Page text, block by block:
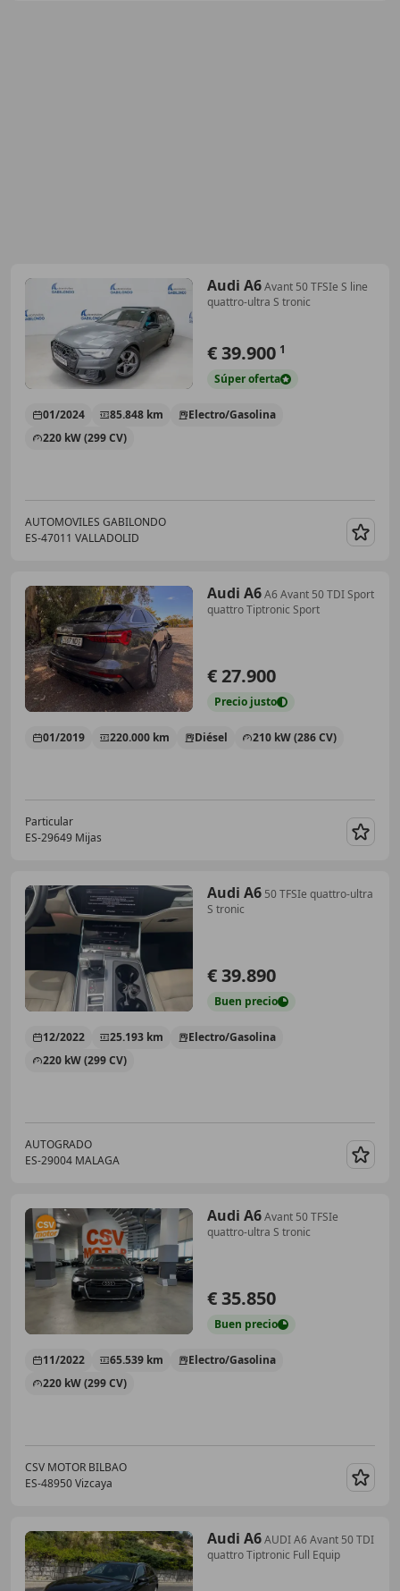
Audi A6Avant 50 TFSIe S line
quattro-ultra S tronic
€ 39.900 1
Súperoferta
01/2024 85.848 km
Electro/Gasolina
220 kW (299 CV)
AUTOMOVILES GABILONDO
ES-47011 VALLADOLID
Audi A6A6 Avant 50 TDI Sport
quattro Tiptronic Sport
€ 27.900
Precio justo
01/2019 220.000 km Diésel 210 kW (286 CV)
Particular
ES-29649 Mijas
Audi A6 50 TFSIe quattro-ultra
S tronic
€ 39.890
Buen precio
12/2022 25.193 km
Electro/Gasolina
220 kW (299 CV)
AUTOGRADO
ES-29004 MALAGA
Audi A6Avant 50 TFSIe
quattro-ultra S tronic
€ 35.850
Buen precio
11/2022 65.539 km
Electro/Gasolina
220 kW (299 CV)
CSV MOTOR BILBAO
ES-48950 Vizcaya
Audi A6AUDI A6 Avant 50 TDI
quattro Tiptronic Full Equip